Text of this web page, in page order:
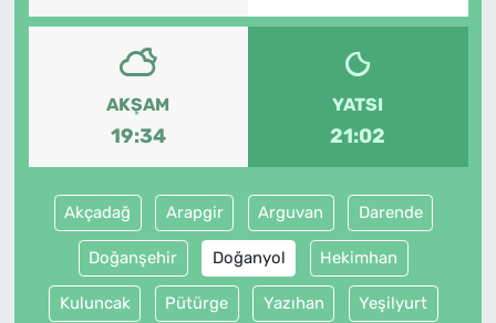
AKŞAM
19:34
YATSI
21:02
Akçadağ Arapgir Arguvan Darende
Doğanşehir Doğanyol Hekimhan
Kuluncak Pütürge Yazıhan Yeşilyurt